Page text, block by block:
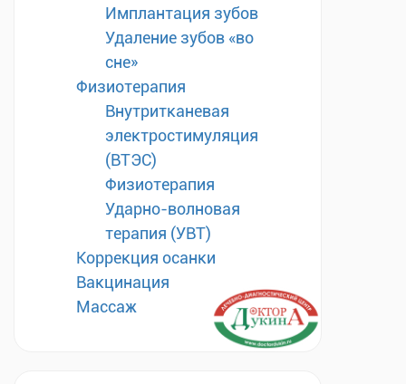
Имплантация зубов
Удаление зубов «во
сне»
Физиотерапия
Внутритканевая
электростимуляция
(ВТЭС)
Физиотерапия
Ударно-волновая
терапия (УВТ)
Коррекция осанки
Вакцинация
Массаж